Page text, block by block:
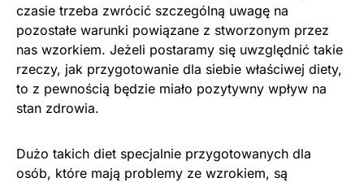
czasie trzeba zwrócić szczególną uwagę na
pozostałe warunki powiązane z stworzonym przez
nas wzorkiem. Jeżeli postaramy się uwzględnić takie
rzeczy, jak przygotowanie dla siebie właściwej diety,
to z pewnością będzie miało pozytywny wpływ na
stan zdrowia.
Dużo takich diet specjalnie przygotowanych dla
osób, które mają problemy ze wzrokiem, są